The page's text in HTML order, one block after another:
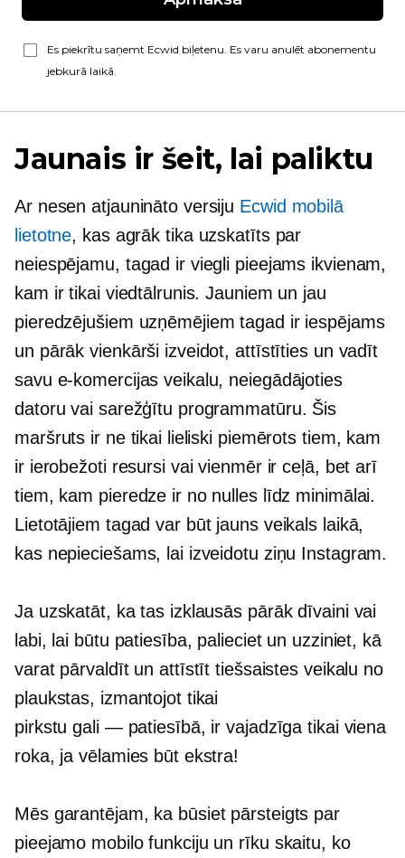
Es piekrītu saņemt Ecwid biļetenu. Es varu anulēt abonementu
jebkurā laikā.
Jaunais ir šeit, lai paliktu
Ar nesen atjaunināto versiju Ecwid mobilā
lietotne, kas agrāk tika uzskatīts par
neiespējamu, tagad ir viegli pieejams ikvienam,
kam ir tikai viedtālrunis. Jauniem un jau
pieredzējušiem uzņēmējiem tagad ir iespējams
un pārāk vienkārši izveidot, attīstīties un vadīt
savu e-komercijas veikalu, neiegādājoties
datoru vai sarežģītu programmatūru. Šis
maršruts ir ne tikai lieliski piemērots tiem, kam
ir ierobežoti resursi vai vienmēr ir ceļā, bet arī
tiem, kam pieredze ir no nulles līdz minimālai.
Lietotājiem tagad var būt jauns veikals laikā,
kas nepieciešams, lai izveidotu ziņu Instagram.
Ja uzskatāt, ka tas izklausās pārāk dīvaini vai
labi, lai būtu patiesība, palieciet un uzziniet, kā
varat pārvaldīt un attīstīt tiešsaistes veikalu no
plaukstas, izmantojot tikai
pirkstu gali — patiesībā, ir vajadzīga tikai viena
roka, ja vēlamies būt ekstra!
Mēs garantējam, ka būsiet pārsteigts par
pieejamo mobilo funkciju un rīku skaitu, ko